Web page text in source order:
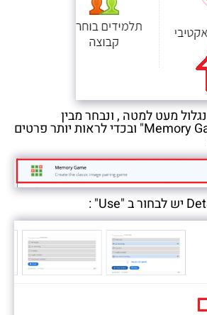
מעט למטה , ונבחר מבין
האפשרויות ב "Memory Game" ובכדי לראות יותר פרטים